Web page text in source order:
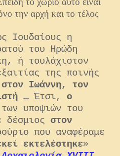
την αρχή και το τέλος
Ιουδαίους η
του Ηρώδη
ή τουλάχιστον
της ποινής
στον Ιωάννη, τον
… Έτσι, ο
υποψιών του
δέσμιος στον
που αναφέραμε
εκτελέστηκε»